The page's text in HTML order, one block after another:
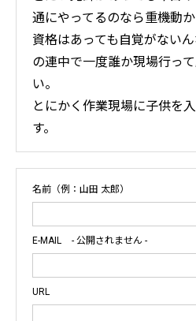
通にやってるのなら重機動
資格はあっても自覚がない
の連中で一度誰か現場行っ
い。
とにかく作業現場に子供を
す。
名前（例：山田 太郎）
E-MAIL - 公開されません -
URL